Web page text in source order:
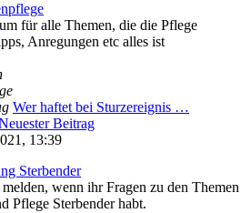
für alle Themen, die die Pflege
Anregungen etc alles ist
Wer haftet bei Sturzereignis …
Beitrag
13:39
Sterbender
wenn ihr Fragen zu den Themen
Pflege Sterbender habt.